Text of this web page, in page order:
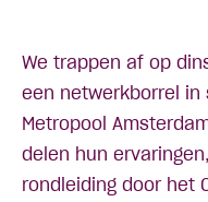
We trappen af op
een netwerkborrel in
Metropool
delen hun
rondleiding door het